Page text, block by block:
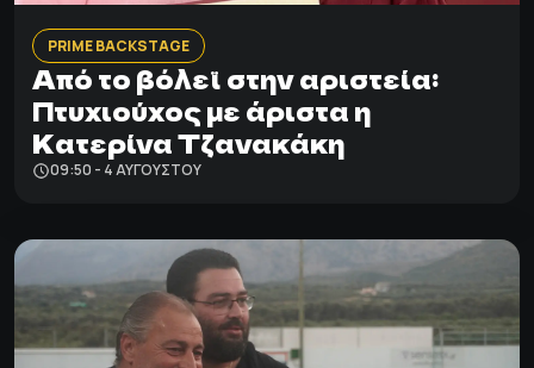
PRIME BACKSTAGE
Από το βόλεϊ στην αριστεία:
Πτυχιούχος με άριστα η
Κατερίνα Τζανακάκη
09:50 - 4 ΑΥΓΟΎΣΤΟΥ